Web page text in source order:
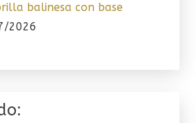
balinesa con base
2026